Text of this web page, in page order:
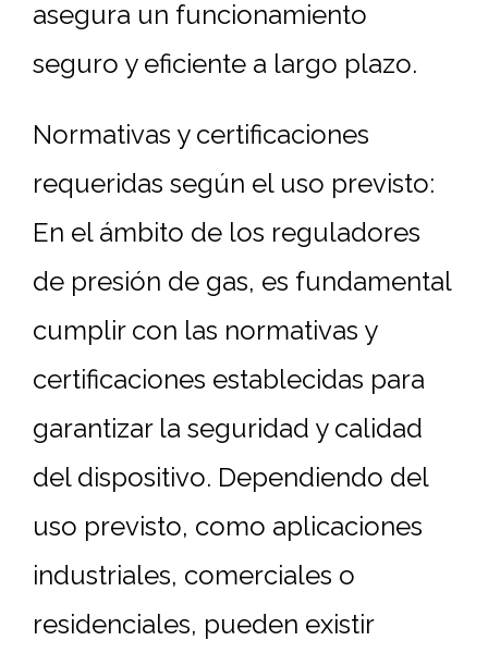
asegura un funcionamiento
seguro y eficiente a largo plazo.
Normativas y certificaciones
requeridas según el uso previsto:
En el ámbito de los reguladores
de presión de gas, es fundamental
cumplir con las normativas y
certificaciones establecidas para
garantizar la seguridad y calidad
del dispositivo. Dependiendo del
uso previsto, como aplicaciones
industriales, comerciales o
residenciales, pueden existir